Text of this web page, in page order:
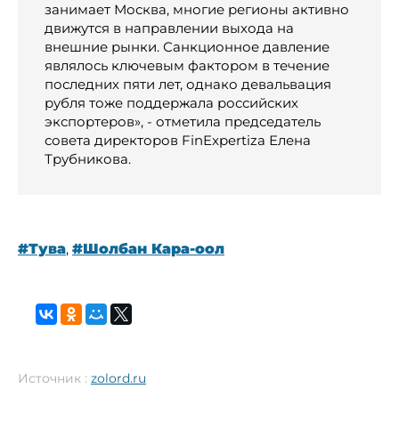
занимает Москва, многие регионы активно
движутся в направлении выхода на
внешние рынки. Санкционное давление
являлось ключевым фактором в течение
последних пяти лет, однако девальвация
рубля тоже поддержала российских
экспортеров», - отметила председатель
совета директоров FinExpertiza Елена
Трубникова.
#Тува, #Шолбан Кара-оол
Источник : zolord.ru